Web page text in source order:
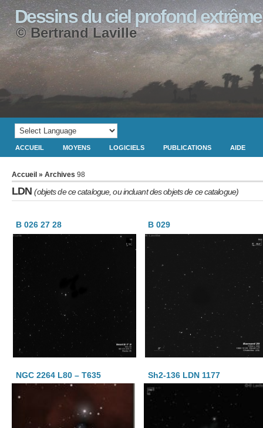
Dessins du ciel profond extrême
© Bertrand Laville
ACCUEIL MOYENS LOGICIELS PUBLICATIONS AIDE
Accueil » Archives 98
LDN(objets de ce catalogue, ou incluant des objets de ce catalogue)
B 026 27 28 B 029
NGC 2264 L80 – T635 Sh2-136 LDN 1177